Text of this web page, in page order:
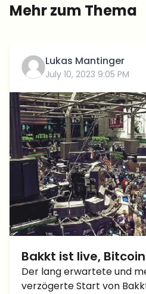
Mehr zum Thema
Lukas Mantinger
July 10, 2023 9:05 PM
Bakkt ist live,
kaum
Der lang erwartete und
verzögerte Start von